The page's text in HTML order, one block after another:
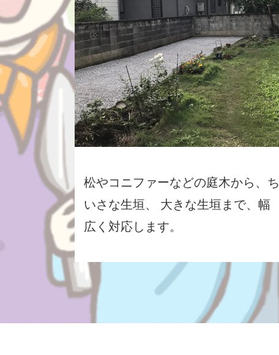
松やコニファーなどの庭木から、ち
いさな生垣、 大きな生垣まで、幅
広く対応します。